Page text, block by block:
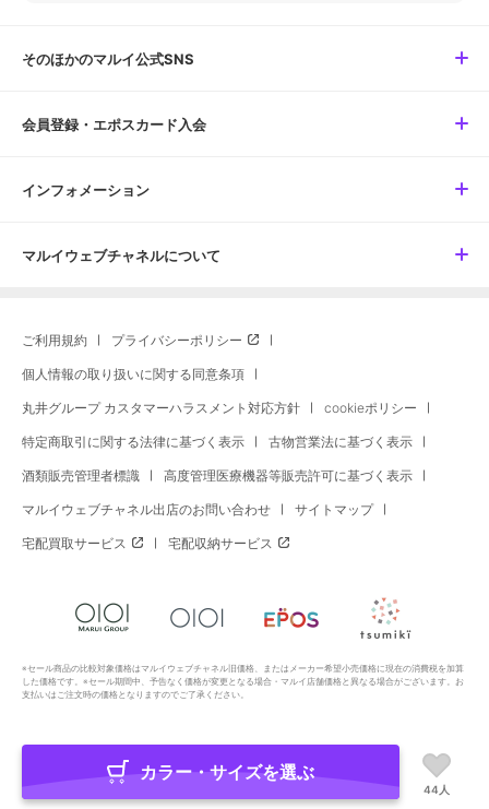
そのほかのマルイ公式SNS
会員登録・エポスカード入会
インフォメーション
マルイウェブチャネルについて
ご利用規約 プライバシーポリシー
個人情報の取り扱いに関する同意条項
丸井グループ カスタマーハラスメント対応方針 cookieポリシー
特定商取引に関する法律に基づく表示 古物営業法に基づく表示
酒類販売管理者標識 高度管理医療機器等販売許可に基づく表示
マルイウェブチャネル出店のお問い合わせ サイトマップ
宅配買取サービス 宅配収納サービス
※セール商品の比較対象価格はマルイウェブチャネル旧価格、またはメーカー希望小売価格に現在の消費税を加算
した価格です。※セール期間中、予告なく価格が変更となる場合・マルイ店舗価格と異なる場合がございます。お
支払いはご注文時の価格となりますのでご了承ください。
Copyright All Rights Reserved. MARUI Co., Ltd
カラー・サイズを選ぶ
44人